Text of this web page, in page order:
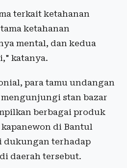
terkait ketahanan
ketahanan
mental, dan kedua
katanya.
para tamu undangan
stan bazar
berbagai produk
di Bantul
dukungan terhadap
daerah tersebut.